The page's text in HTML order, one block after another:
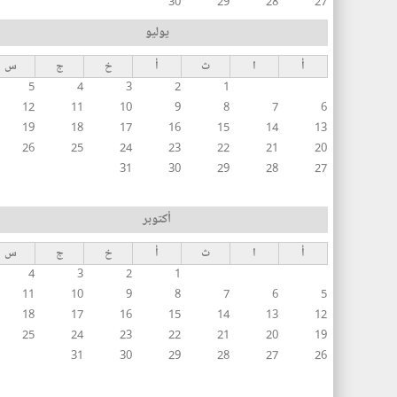
يوليو
أ ا ث أ خ ج
س
1
2
3
4
5
6
7
8
9
10
11
12
13
14
15
16
17
18
19
20
21
22
23
24
25
26
27
28
29
30
31
أكتوبر
أ ا ث أ خ ج
س
1
2
3
4
5
6
7
8
9
10
11
12
13
14
15
16
17
18
19
20
21
22
23
24
25
26
27
28
29
30
31